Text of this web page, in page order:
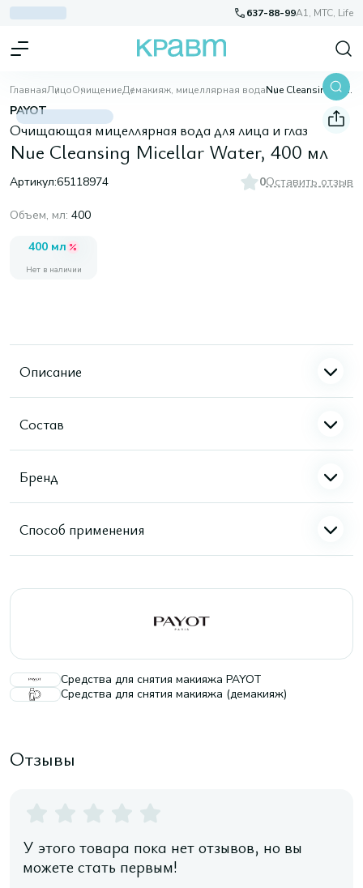
637-88-99A1, МТС, Life
ГлавнаяЛицоОчищениеДемакияж, мицеллярная вода Nue Cleansing Micellar Water, 400 мл
PAYOT
Очищающая мицеллярная вода для лица и глаз
Nue Cleansing Micellar Water, 400 мл
Артикул:65118974 0Оставить отзыв
Объем, мл: 400
400 мл
Нет в наличии
Описание
Состав
Бренд
Способ применения
Средства для снятия макияжа PAYOT
Средства для снятия макияжа (демакияж)
Отзывы
У этого товара пока нет отзывов, но вы
можете стать первым!